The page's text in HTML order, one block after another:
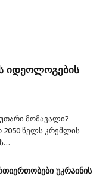
იდეოლოგების
მომავალი?
წელს კრემლის
უკრაინის